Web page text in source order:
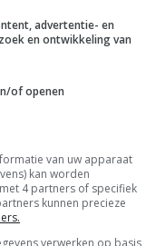
gemeente
nog hun
advertentie- en
en ontwikkeling van
of openen
van uw apparaat
kan worden
4 partners of specifiek
kunnen precieze
verwerken op basis